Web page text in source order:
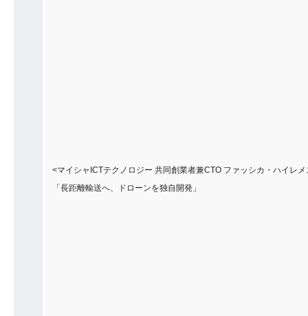
<マイシャICTテクノロジー 共同創業者兼CTO ファッシカ・ハイレ
「長距離輸送へ、ドローンを独自開発」